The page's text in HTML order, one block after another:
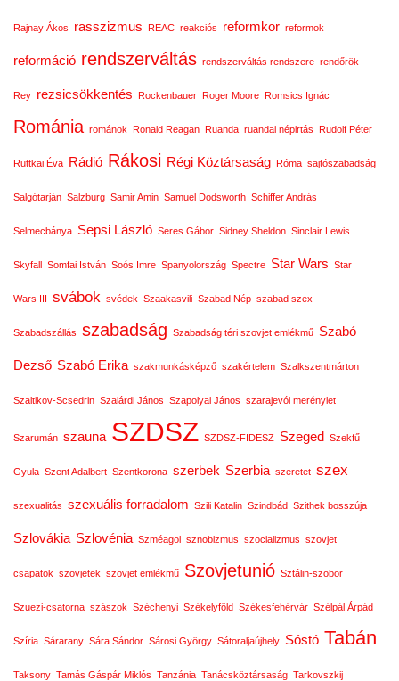
Rajnay Ákos rasszizmus REAC reakciós reformkor reformok
reformáció rendszerváltás rendszerváltás rendszere rendőrök
Rey rezsicsökkentés Rockenbauer Roger Moore Romsics Ignác
Románia románok Ronald Reagan Ruanda ruandai népirtás Rudolf Péter
Ruttkai Éva Rádió Rákosi Régi Köztársaság Róma sajtószabadság
Salgótarján Salzburg Samir Amin Samuel Dodsworth Schiffer András
Selmecbánya Sepsi László Seres Gábor Sidney Sheldon Sinclair Lewis
Skyfall Somfai István Soós Imre Spanyolország Spectre Star Wars Star
Wars III svábok svédek Szaakasvili Szabad Nép szabad szex
Szabadszállás szabadság Szabadság téri szovjet emlékmű Szabó
Dezső Szabó Erika szakmunkásképző szakértelem Szalkszentmárton
Szaltikov-Scsedrin Szalárdi János Szapolyai János szarajevói merénylet
Szarumán szauna SZDSZ SZDSZ-FIDESZ Szeged Szekfű
Gyula Szent Adalbert Szentkorona szerbek Szerbia szeretet szex
szexualitás szexuális forradalom Szili Katalin Szindbád Szithek bosszúja
Szlovákia Szlovénia Szméagol sznobizmus szocializmus szovjet
csapatok szovjetek szovjet emlékmű Szovjetunió Sztálin-szobor
Szuezi-csatorna szászok Széchenyi Székelyföld Székesfehérvár Szélpál Árpád
Szíria Sárarany Sára Sándor Sárosi György Sátoraljaújhely Sóstó Tabán
Taksony Tamás Gáspár Miklós Tanzánia Tanácsköztársaság Tarkovszkij